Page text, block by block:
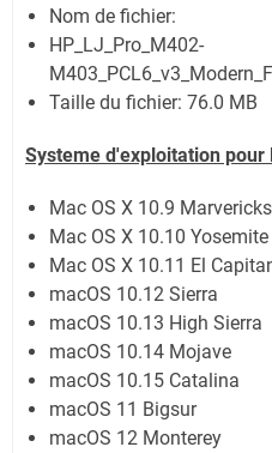
Nom de fichier:
HP_LJ_Pro_M402-
Taille du fichier: 76.0 MB
Systeme d'exploitation pour
Mac OS X 10.9 Marvericks
Mac OS X 10.10 Yosemite
Mac OS X 10.11 El
macOS 10.12 Sierra
macOS 10.13 High Sierra
macOS 10.14 Mojave
macOS 10.15 Catalina
macOS 11 Bigsur
macOS 12 Monterey